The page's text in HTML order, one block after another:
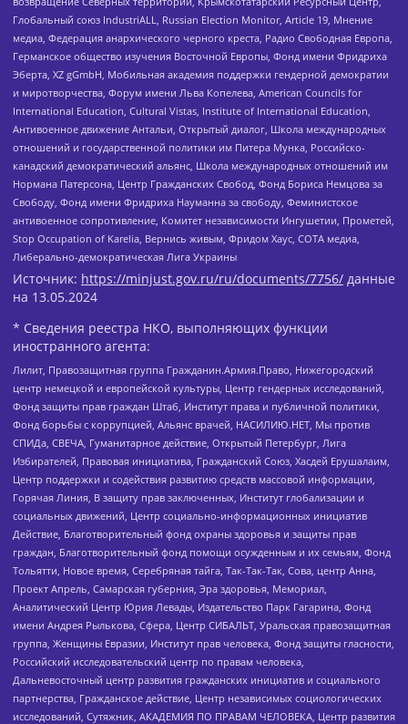
Глобальный союз IndustriALL, Russian Election Monitor, Article 19, Мнение
медиа, Федерация анархического черного креста, Радио Свободная Европа,
Германское общество изучения Восточной Европы, Фонд имени Фридриха
Эберта, XZ gGmbH, Мобильная академия поддержки гендерной демократии
и миротворчества, Форум имени Льва Копелева, American Councils for
International Education, Cultural Vistas, Institute of International Education,
Антивоенное движение Антальи, Открытый диалог, Школа международных
отношений и государственной политики им Питера Мунка, Российско-
канадский демократический альянс, Школа международных отношений им
Нормана Патерсона, Центр Гражданских Свобод, Фонд Бориса Немцова за
Свободу, Фонд имени Фридриха Науманна за свободу, Феминистское
антивоенное сопротивление, Комитет независимости Ингушетии, Прометей,
Stop Occupation of Karelia, Вернись живым, Фридом Хаус, СОТА медиа,
Либерально-демократическая Лига Украины
Источник: https://minjust.gov.ru/ru/documents/7756/ данные
на 13.05.2024
* Сведения реестра НКО, выполняющих функции
иностранного агента:
Лилит, Правозащитная группа Гражданин.Армия.Право, Нижегородский
центр немецкой и европейской культуры, Центр гендерных исследований,
Фонд защиты прав граждан Штаб, Институт права и публичной политики,
Фонд борьбы с коррупцией, Альянс врачей, НАСИЛИЮ.НЕТ, Мы против
СПИДа, СВЕЧА, Гуманитарное действие, Открытый Петербург, Лига
Избирателей, Правовая инициатива, Гражданский Союз, Хасдей Ерушалаим,
Центр поддержки и содействия развитию средств массовой информации,
Горячая Линия, В защиту прав заключенных, Институт глобализации и
социальных движений, Центр социально-информационных инициатив
Действие, Благотворительный фонд охраны здоровья и защиты прав
граждан, Благотворительный фонд помощи осужденным и их семьям, Фонд
Тольятти, Новое время, Серебряная тайга, Так-Так-Так, Сова, центр Анна,
Проект Апрель, Самарская губерния, Эра здоровья, Мемориал,
Аналитический Центр Юрия Левады, Издательство Парк Гагарина, Фонд
имени Андрея Рылькова, Сфера, Центр СИБАЛЬТ, Уральская правозащитная
группа, Женщины Евразии, Институт прав человека, Фонд защиты гласности,
Российский исследовательский центр по правам человека,
Дальневосточный центр развития гражданских инициатив и социального
партнерства, Гражданское действие, Центр независимых социологических
исследований, Сутяжник, АКАДЕМИЯ ПО ПРАВАМ ЧЕЛОВЕКА, Центр развития